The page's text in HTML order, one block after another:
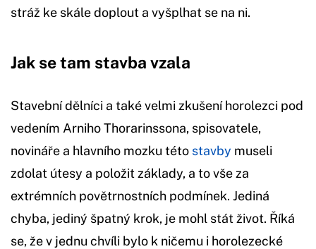
stráž ke skále doplout a vyšplhat se na ni.
Jak se tam stavba vzala
Stavební dělníci a také velmi zkušení horolezci pod
vedením Arniho Thorarinssona, spisovatele,
novináře a hlavního mozku této stavby museli
zdolat útesy a položit základy, a to vše za
extrémních povětrnostních podmínek. Jediná
chyba, jediný špatný krok, je mohl stát život. Říká
se, že v jednu chvíli bylo k ničemu i horolezecké